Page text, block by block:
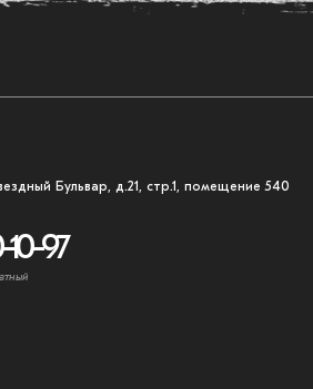
Бульвар, д.21, стр.1, помещение 540
97